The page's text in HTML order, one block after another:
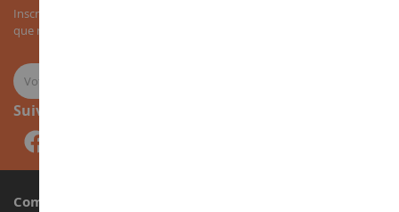
Inscrivez-vous à notre newsletter pour recevoir nos bons plans, ainsi
que nos nouveautés sur les miniatures agricoles.
Suivez-nous
Compte